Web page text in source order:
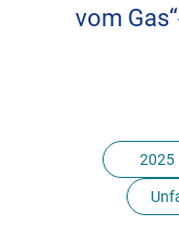
vom
2025